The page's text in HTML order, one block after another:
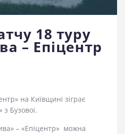
на
18 туру
– Епіцентр
на Київщині зіграє
Бузової.
– «Епіцентр» можна